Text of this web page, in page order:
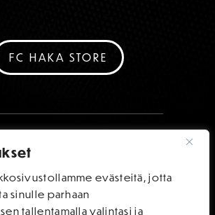
evästeitä, jotta
sinulle parhaan
tallentamalla valintasi ja
FC HAKA STORE